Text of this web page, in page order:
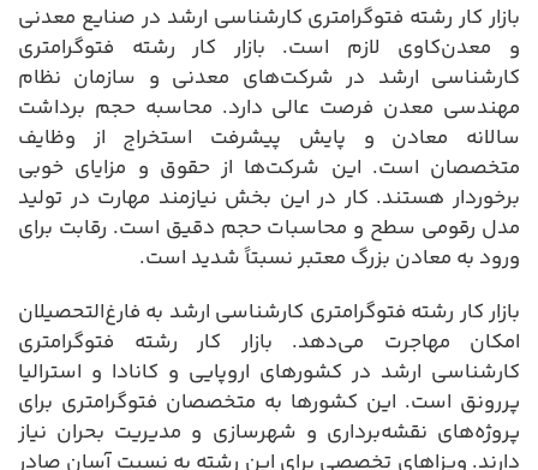
بازار کار رشته فتوگرامتری کارشناسی ارشد در صنایع معدنی
و معدن‌کاوی لازم است. بازار کار رشته فتوگرامتری
کارشناسی ارشد در شرکت‌های معدنی و سازمان نظام
مهندسی معدن فرصت عالی دارد. محاسبه حجم برداشت
سالانه معادن و پایش پیشرفت استخراج از وظایف
متخصصان است. این شرکت‌ها از حقوق و مزایای خوبی
برخوردار هستند. کار در این بخش نیازمند مهارت در تولید
مدل رقومی سطح و محاسبات حجم دقیق است. رقابت برای
ورود به معادن بزرگ معتبر نسبتاً شدید است.
بازار کار رشته فتوگرامتری کارشناسی ارشد به فارغ‌التحصیلان
امکان مهاجرت می‌دهد. بازار کار رشته فتوگرامتری
کارشناسی ارشد در کشورهای اروپایی و کانادا و استرالیا
پررونق است. این کشورها به متخصصان فتوگرامتری برای
پروژه‌های نقشه‌برداری و شهرسازی و مدیریت بحران نیاز
دارند. ویزاهای تخصصی برای این رشته به نسبت آسان صادر